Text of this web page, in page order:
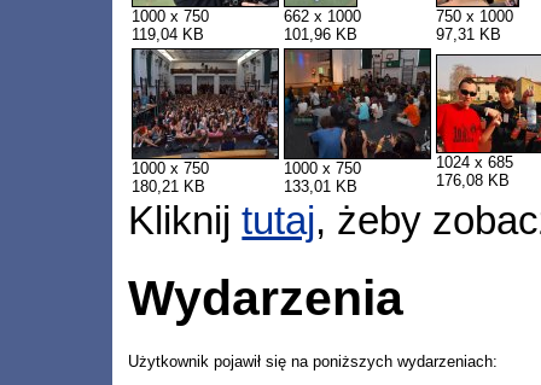
1000 x 750
119,04 KB
662 x 1000
101,96 KB
750 x 1000
97,31 KB
1000 x 750
180,21 KB
1000 x 750
133,01 KB
1024 x 685
176,08 KB
Kliknijtutaj, żeby
Wydarzenia
Użytkownik pojawił się na poniższych wydarzeniach: